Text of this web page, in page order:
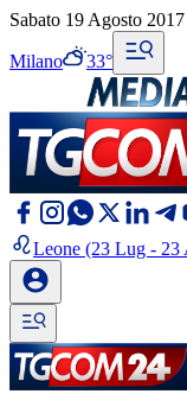
Sabato 19 Agosto 2017
Milano 33°
Leone (23 Lug - 23